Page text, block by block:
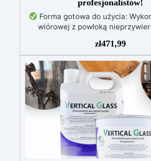
profesjonalistów!
Forma gotowa do użycia:
wiórowej z powłoką
epoksydowa wysokiej jakości:
przezroczystej,
odpornej na promieniowanie
wylania.
Pełny zestaw:
świerkowe impregnowane,
czarny, czerwony, niebieski,
narzędzia do mieszania.
Forma już zmontowana, gotowa
oszczędzając czas i zapewniając
zł471,99